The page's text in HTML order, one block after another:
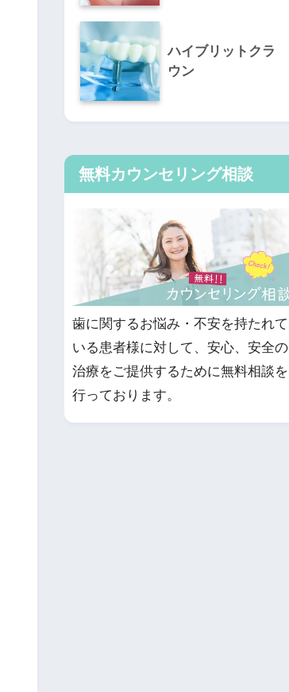
ハイブリットクラ
ウン
無料カウンセリング相談
歯に関するお悩み・不安を持たれて
いる患者様に対して、安心、安全の
治療をご提供するために無料相談を
行っております。